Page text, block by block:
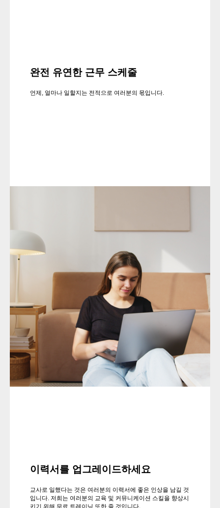
완전 유연한 근무 스케줄
언제, 얼마나 일할지는 전적으로 여러분의 몫입니다.
이력서를 업그레이드하세요
교사로 일했다는 것은 여러분의 이력서에 좋은 인상을 남길 것
입니다. 저희는 여러분의 교육 및 커뮤니케이션 스킬을 향상시
키기 위해 무료 트레이닝 또한 줄 것입니다.